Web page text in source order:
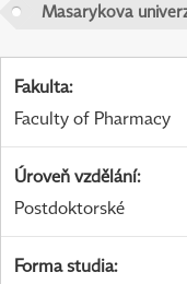
Masarykova
Fakulta:
Faculty of Pharmacy
Úroveň vzdělání:
Postdoktorské
Forma studia: